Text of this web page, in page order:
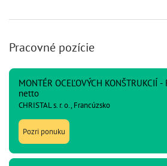
Pracovné pozície
MONTÉR OCEĽOVÝCH KONŠTRUKCIÍ
netto
CHRISTAL s. r. o., Francúzsko
Pozri ponuku